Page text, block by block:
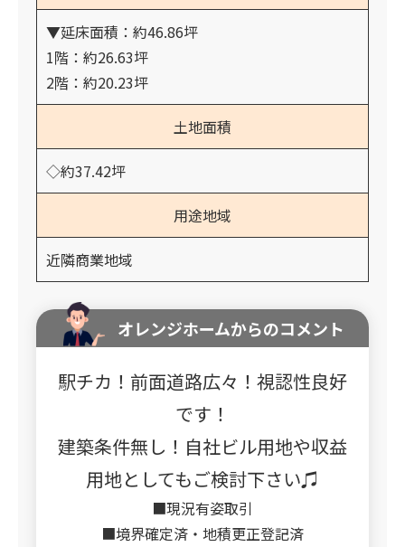
▼延床面積：約46.86坪
1階：約26.63坪
2階：約20.23坪
土地面積
◇約37.42坪
用途地域
近隣商業地域
オレンジホームからのコメント
駅チカ！前面道路広々！視認性良好
です！
建築条件無し！自社ビル用地や収益
用地としてもご検討下さい♫
■現況有姿取引
■境界確定済・地積更正登記済